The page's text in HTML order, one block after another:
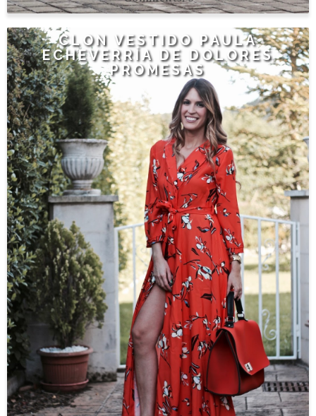
CLON VESTIDO PAULA
ECHEVERRÍA DE DOLORES
PROMESAS